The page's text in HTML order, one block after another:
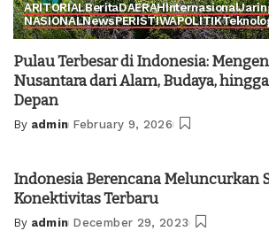
ARITORIALBeritaDAERAHInternasional
NASIONALNewsPERISTIWAPOLITIK
Pulau Terbesar di Indonesia:
Nusantara dari Alam, Budaya,
Depan
Posted
By admin February 9, 2026
Indonesia Berencana Meluncurkan
Konektivitas Terbaru
Posted
By admin December 29, 2023